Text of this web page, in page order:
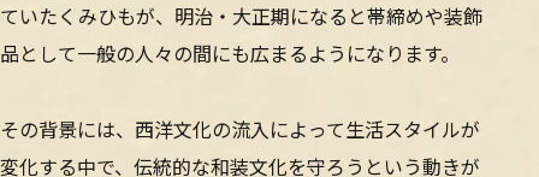
ていたくみひもが、明治・大正期になると帯締めや装飾
品として一般の人々の間にも広まるようになります。
その背景には、西洋文化の流入によって生活スタイルが
変化する中で、伝統的な和装文化を守ろうという動きが